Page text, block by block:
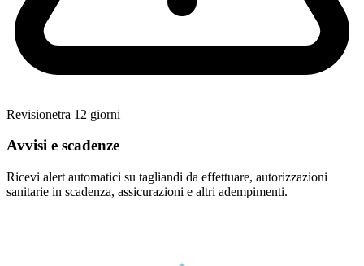
Revisionetra 12 giorni
Avvisi e scadenze
Ricevi alert automatici su tagliandi da effettuare, autorizzazioni
sanitarie in scadenza, assicurazioni e altri adempimenti.